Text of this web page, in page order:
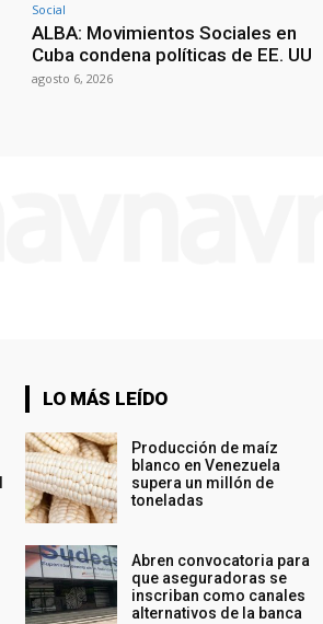
Social
ALBA: Movimientos Sociales en
Cuba condena políticas de EE. UU
agosto 6, 2026
LO MÁS LEÍDO
Producción de maíz
blanco en Venezuela
supera un millón de
toneladas
Abren convocatoria para
que aseguradoras se
inscriban como canales
alternativos de la banca